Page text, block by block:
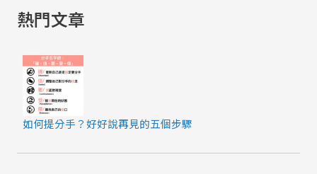
熱門文章
如何提分手？好好說再見的五個步驟